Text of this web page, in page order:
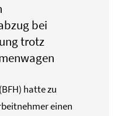
bei
trotz
hatte zu
einen